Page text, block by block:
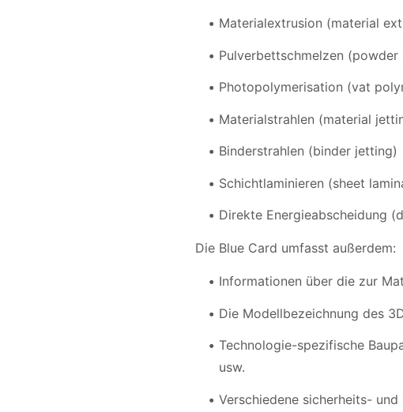
Materialextrusion (material
Pulverbettschmelzen
Photopolymerisation (vat
Materialstrahlen (material
Binderstrahlen (binder jetting)
Schichtlaminieren (sheet
Direkte Energieabscheidung
Die Blue Card umfasst außerdem:
Informationen über die zur
Die Modellbezeichnung des
Technologie-spezifische
usw.
Verschiedene sicherheits-